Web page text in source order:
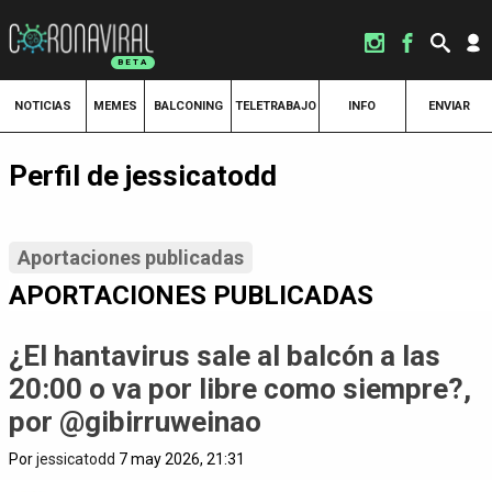
NOTICIAS MEMES BALCONING TELETRABAJO INFO ENVIAR
Perfil de jessicatodd
Aportaciones publicadas
APORTACIONES PUBLICADAS
¿El hantavirus sale al balcón a las
20:00 o va por libre como siempre?,
por @gibirruweinao
Porjessicatodd 7 may 2026, 21:31